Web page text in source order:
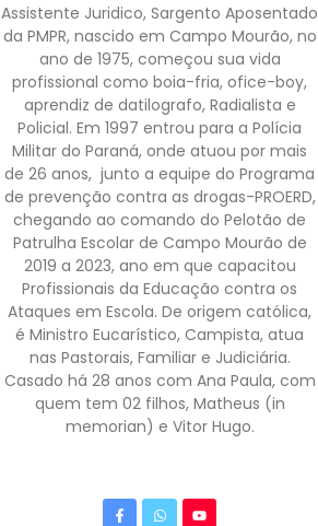
Assistente Juridico, Sargento Aposentado
da PMPR, nascido em Campo Mourão, no
ano de 1975, começou sua vida
profissional como boia-fria, ofice-boy,
aprendiz de datilografo, Radialista e
Policial. Em 1997 entrou para a Polícia
Militar do Paraná, onde atuou por mais
de 26 anos, junto a equipe do Programa
de prevenção contra as drogas-PROERD,
chegando ao comando do Pelotão de
Patrulha Escolar de Campo Mourão de
2019 a 2023, ano em que capacitou
Profissionais da Educação contra os
Ataques em Escola. De origem católica,
é Ministro Eucarístico, Campista, atua
nas Pastorais, Familiar e Judiciária.
Casado há 28 anos com Ana Paula, com
quem tem 02 filhos, Matheus (in
memorian) e Vitor Hugo.